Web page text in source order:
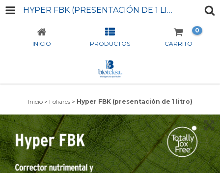
HYPER FBK (PRESENTACIÓN DE 1 LITRO)
INICIO PRODUCTOS CARRITO
0
Inicio > Foliares > Hyper FBK (presentación de 1 litro)